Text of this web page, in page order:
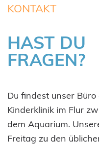
KONTAKT
HAST DU
FRAGEN?
Du findest unser
Kinderklinik im Flur
dem Aquarium.
Freitag zu den